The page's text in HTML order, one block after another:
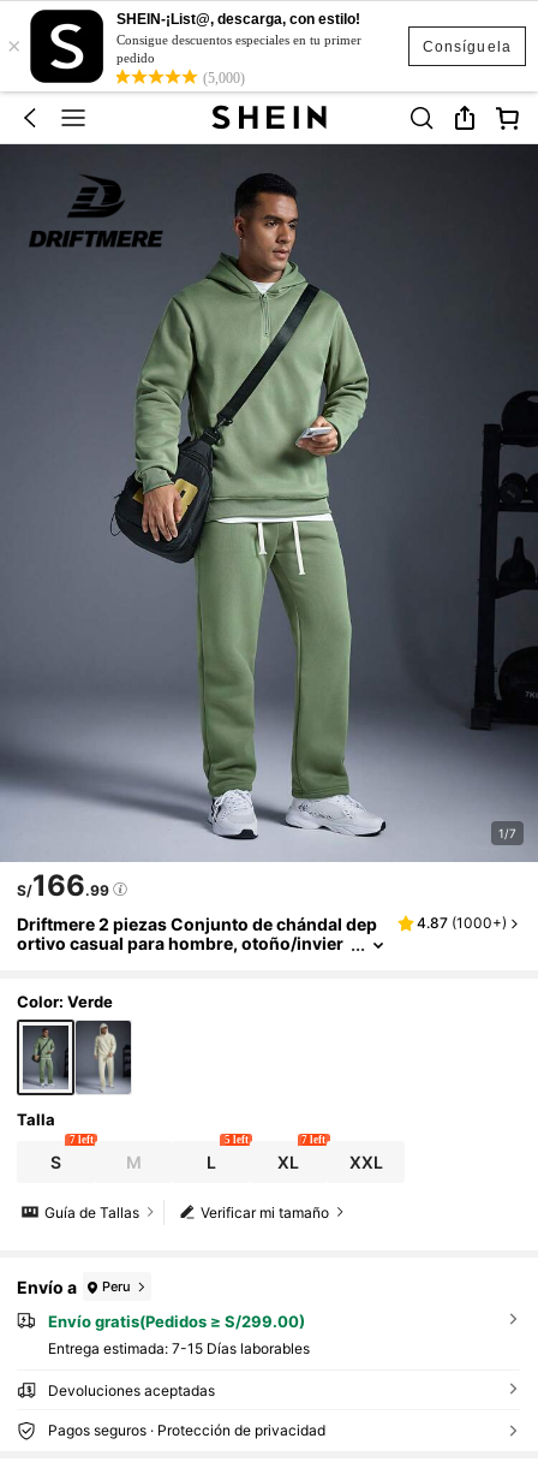
Consíguela
×
SHEIN-¡List@, descarga, con estilo!
Consigue descuentos especiales en tu primer
pedido
(5,000)
1/7
S/166.99
Driftmere 2 piezas Conjunto de chándal dep
ortivo casual para hombre, otoño/invier
4.87 (1000+)
Color: Verde
Talla
S
7 left
M L
5 left
XL
7 left
XXL
Verificar mi tamaño
Guía de Tallas
Envío a Peru
Envío gratis(Pedidos ≥ S/299.00)
Entrega estimada: 7-15 Días laborables
Devoluciones aceptadas
Pagos seguros · Protección de privacidad